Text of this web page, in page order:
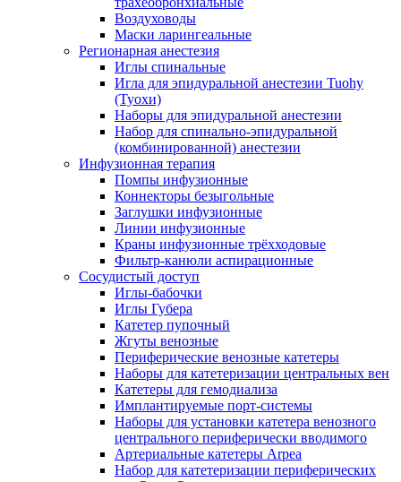
Воздуховоды
Маски ларингеальные
Регионарная анестезия
Иглы спинальные
Игла для эпидуральной анестезии Tuohy
(Туохи)
Наборы для эпидуральной анестезии
Набор для спинально-эпидуральной
(комбинированной) анестезии
Инфузионная терапия
Помпы инфузионные
Коннекторы безыгольные
Заглушки инфузионные
Линии инфузионные
Краны инфузионные трёхходовые
Фильтр-канюли аспирационные
Сосудистый доступ
Иглы-бабочки
Иглы Губера
Катетер пупочный
Жгуты венозные
Периферические венозные катетеры
Наборы для катетеризации центральных вен
Катетеры для гемодиализа
Имплантируемые порт‑системы
Наборы для установки катетера венозного
центрального периферически вводимого
Артериальные катетеры Arpea
Набор для катетеризации периферических